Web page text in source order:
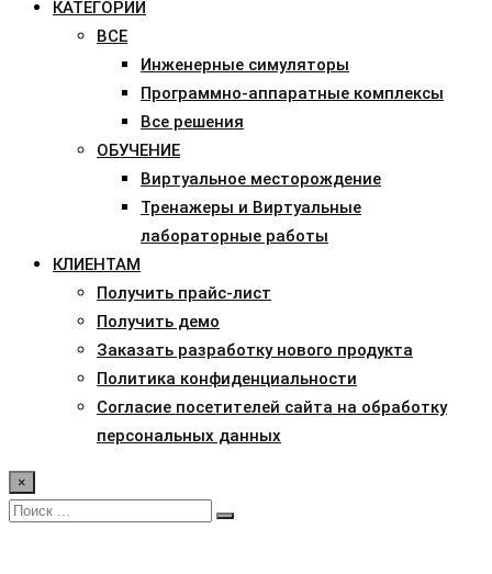
КАТЕГОРИИ
ВСЕ
Инженерные симуляторы
Программно-аппаратные комплексы
Все решения
ОБУЧЕНИЕ
Виртуальное месторождение
Тренажеры и Виртуальные
лабораторные работы
КЛИЕНТАМ
Получить прайс-лист
Получить демо
Заказать разработку нового продукта
Политика конфиденциальности
Согласие посетителей сайта на обработку
персональных данных
×